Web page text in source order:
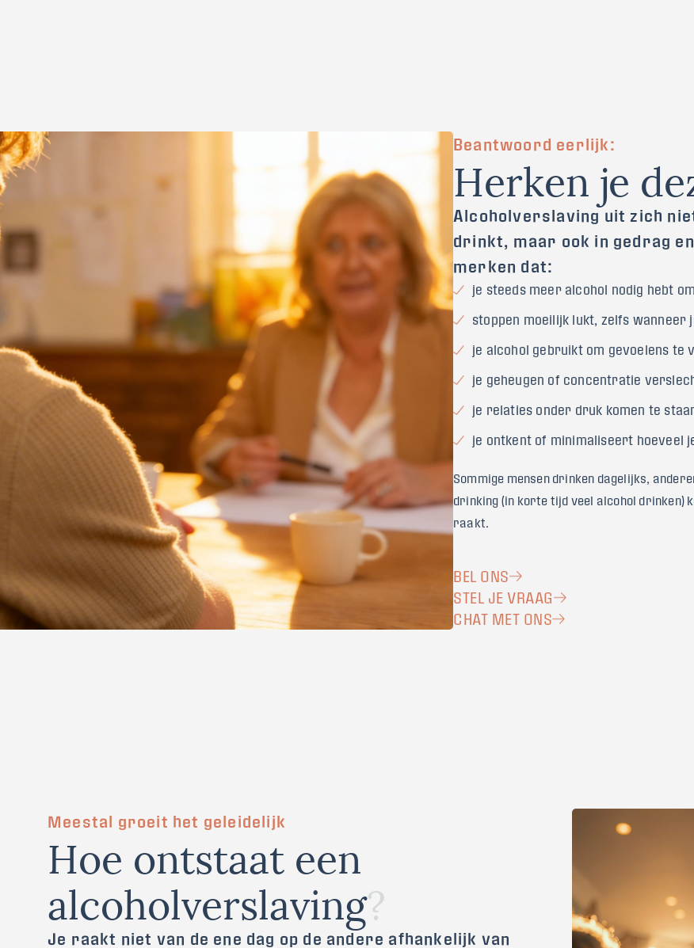
Beantwoord eerlijk:
Herken je de
Alcoholverslaving uit zich
drinkt, maar ook in gedrag
merken dat:
je steeds meer alcohol nodig hebt
stoppen moeilijk lukt, zelfs wanneer
je alcohol gebruikt om gevoelens te
je geheugen of concentratie
je relaties onder druk komen te
je ontkent of minimaliseert hoeveel
Sommige mensen drinken dagelijks,
drinking (in korte tijd veel alcohol drinken)
raakt.
BEL ONS
STEL JE VRAAG
CHAT MET ONS
Meestal groeit het geleidelijk
Hoe ontstaat een
alcoholverslaving?
‍Je raakt niet van de ene dag op de andere afhankelijk van